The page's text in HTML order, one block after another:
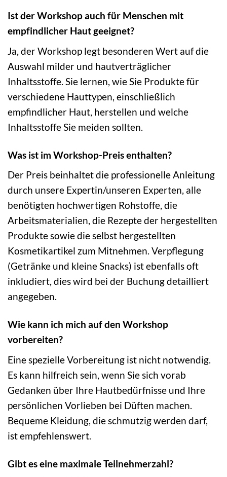
Ist der Workshop auch für Menschen mit
empfindlicher Haut geeignet?
Ja, der Workshop legt besonderen Wert auf die
Auswahl milder und hautverträglicher
Inhaltsstoffe. Sie lernen, wie Sie Produkte für
verschiedene Hauttypen, einschließlich
empfindlicher Haut, herstellen und welche
Inhaltsstoffe Sie meiden sollten.
Was ist im Workshop-Preis enthalten?
Der Preis beinhaltet die professionelle Anleitung
durch unsere Expertin/unseren Experten, alle
benötigten hochwertigen Rohstoffe, die
Arbeitsmaterialien, die Rezepte der hergestellten
Produkte sowie die selbst hergestellten
Kosmetikartikel zum Mitnehmen. Verpflegung
(Getränke und kleine Snacks) ist ebenfalls oft
inkludiert, dies wird bei der Buchung detailliert
angegeben.
Wie kann ich mich auf den Workshop
vorbereiten?
Eine spezielle Vorbereitung ist nicht notwendig.
Es kann hilfreich sein, wenn Sie sich vorab
Gedanken über Ihre Hautbedürfnisse und Ihre
persönlichen Vorlieben bei Düften machen.
Bequeme Kleidung, die schmutzig werden darf,
ist empfehlenswert.
Gibt es eine maximale Teilnehmerzahl?